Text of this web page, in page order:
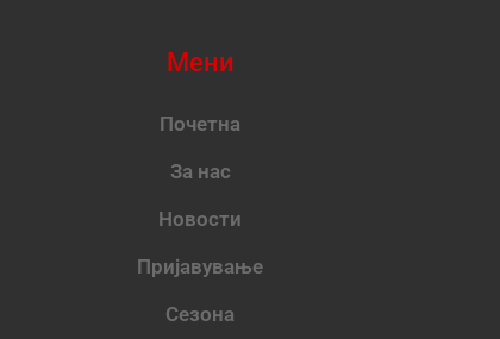
Мени
Почетна
За нас
Новости
Пријавување
Сезона